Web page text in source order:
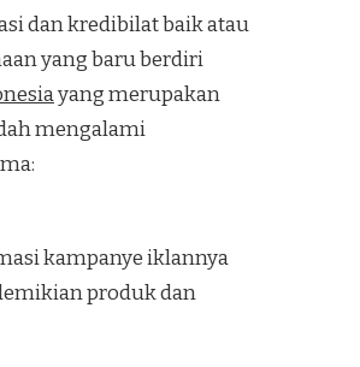
dan kredibilat baik atau
yang baru berdiri
yang merupakan
mengalami
kampanye iklannya
produk dan